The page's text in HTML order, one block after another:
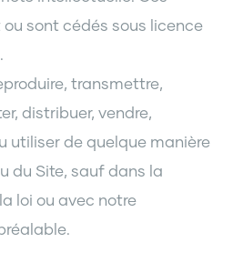
sont cédés sous licence
transmettre,
distribuer, vendre,
utiliser de quelque manière
du Site, sauf dans la
loi ou avec notre